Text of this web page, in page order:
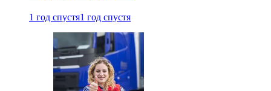
1 год спустя1 год спустя